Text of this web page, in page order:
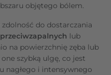
objętego bólem.
zdolność do dostarczania
lub
na powierzchnię zęba lub
szybką ulgę, co jest
nagłego i intensywnego